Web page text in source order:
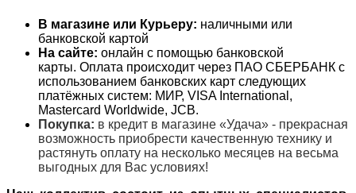
В магазине или Курьеру: наличными или
банковской картой
На сайте: онлайн с помощью банковской
карты. Оплата происходит через ПАО СБЕРБАНК с
использованием банковских карт следующих
платёжных систем: МИР, VISA International,
Mastercard Worldwide, JCB.
Покупка: в кредит в магазине «Удача» - прекрасная
возможность приобрести качественную технику и
растянуть оплату на несколько месяцев на весьма
выгодных для Вас условиях!